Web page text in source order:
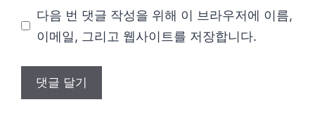
다음 번 댓글 작성을 위해 이 브라우저에 이름,
이메일, 그리고 웹사이트를 저장합니다.